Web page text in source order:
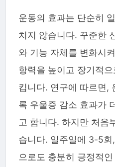
운동의 효과는 단순히
치지 않습니다. 꾸준한
와 기능 자체를 변화시
항력을 높이고 장기적
킵니다. 연구에 따르면,
록 우울증 감소 효과가
고 합니다. 하지만 처음
습니다. 일주일에 3-5
으로도 충분히 긍정적